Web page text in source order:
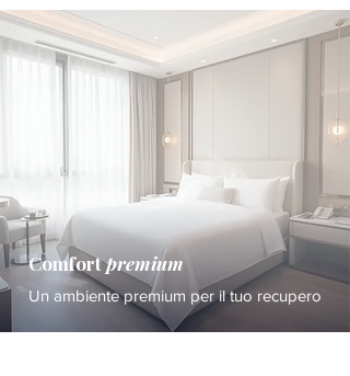
Comfortpremium
Un ambiente premium per il tuo recupero